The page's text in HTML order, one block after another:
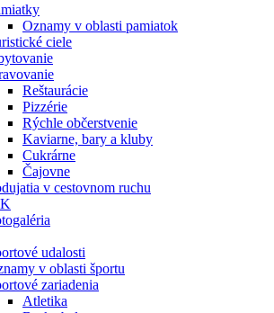
Oznamy v oblasti pamiatok
ciele
Reštaurácie
Pizzérie
Rýchle občerstvenie
Kaviarne, bary a kluby
Cukrárne
Čajovne
v cestovnom ruchu
udalosti
v oblasti športu
zariadenia
Atletika